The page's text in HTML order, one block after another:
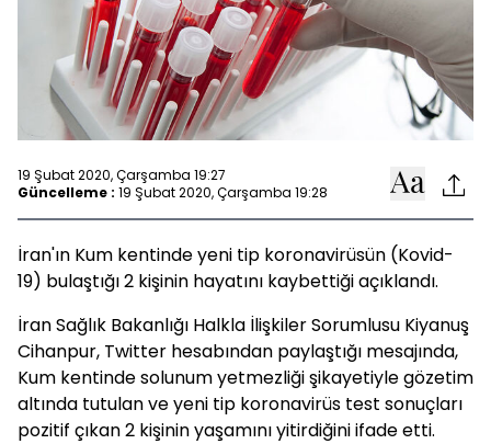
19 Şubat 2020, Çarşamba 19:27
Güncelleme : 19 Şubat 2020, Çarşamba 19:28
İran'ın Kum kentinde yeni tip koronavirüsün (Kovid-
19) bulaştığı 2 kişinin hayatını kaybettiği açıklandı.
İran Sağlık Bakanlığı Halkla İlişkiler Sorumlusu Kiyanuş
Cihanpur, Twitter hesabından paylaştığı mesajında,
Kum kentinde solunum yetmezliği şikayetiyle gözetim
altında tutulan ve yeni tip koronavirüs test sonuçları
pozitif çıkan 2 kişinin yaşamını yitirdiğini ifade etti.